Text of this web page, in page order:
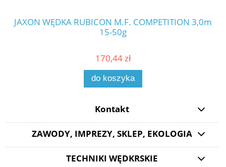
JAXON WĘDKA RUBICON M.F. COMPETITION 3,0m
15-50g
170,44 zł
do koszyka
Kontakt
ZAWODY, IMPREZY, SKLEP, EKOLOGIA
TECHNIKI WĘDKRSKIE